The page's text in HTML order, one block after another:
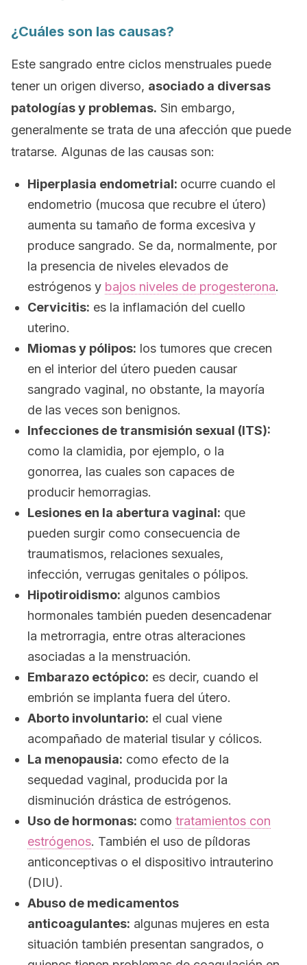
¿Cuáles son las causas?
Este sangrado entre ciclos menstruales puede
tener un origen diverso, asociado a diversas
patologías y problemas. Sin embargo,
generalmente se trata de una afección que puede
tratarse. Algunas de las causas son:
Hiperplasia endometrial: ocurre cuando el
endometrio (mucosa que recubre el útero)
aumenta su tamaño de forma excesiva y
produce sangrado. Se da, normalmente, por
la presencia de niveles elevados de
estrógenos y bajos niveles de progesterona.
Cervicitis: es la inflamación del cuello
uterino.
Miomas y pólipos: los tumores que crecen
en el interior del útero pueden causar
sangrado vaginal, no obstante, la mayoría
de las veces son benignos.
Infecciones de transmisión sexual (ITS):
como la clamidia, por ejemplo, o la
gonorrea, las cuales son capaces de
producir hemorragias.
Lesiones en la abertura vaginal: que
pueden surgir como consecuencia de
traumatismos, relaciones sexuales,
infección, verrugas genitales o pólipos.
Hipotiroidismo: algunos cambios
hormonales también pueden desencadenar
la metrorragia, entre otras alteraciones
asociadas a la menstruación.
Embarazo ectópico: es decir, cuando el
embrión se implanta fuera del útero.
Aborto involuntario: el cual viene
acompañado de material tisular y cólicos.
La menopausia: como efecto de la
sequedad vaginal, producida por la
disminución drástica de estrógenos.
Uso de hormonas: como tratamientos con
estrógenos. También el uso de píldoras
anticonceptivas o el dispositivo intrauterino
(DIU).
Abuso de medicamentos
anticoagulantes: algunas mujeres en esta
situación también presentan sangrados, o